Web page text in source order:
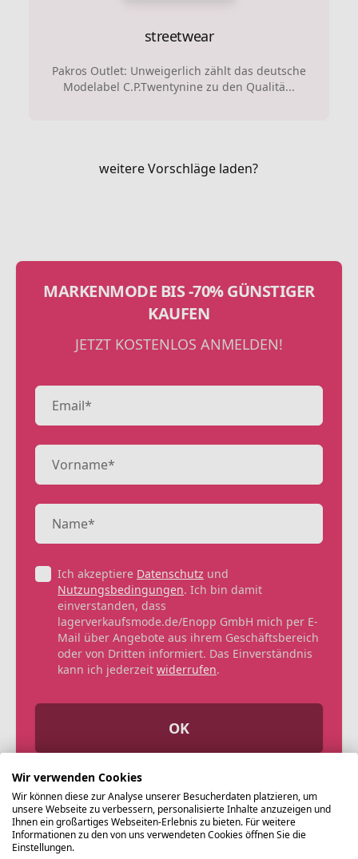
streetwear
Pakros Outlet: Unweigerlich zählt das deutsche
Modelabel C.P.Twentynine zu den Qualitä...
weitere Vorschläge laden?
MARKENMODE BIS -70% GÜNSTIGER
KAUFEN
JETZT KOSTENLOS ANMELDEN!
Ich akzeptiere Datenschutz und
Nutzungsbedingungen. Ich bin damit
einverstanden, dass
lagerverkaufsmode.de/Enopp GmbH mich per E-
Mail über Angebote aus ihrem Geschäftsbereich
oder von Dritten informiert. Das Einverständnis
kann ich jederzeit widerrufen.
OK
Wir verwenden Cookies
Wir können diese zur Analyse unserer Besucherdaten platzieren, um
unsere Webseite zu verbessern, personalisierte Inhalte anzuzeigen und
Ihnen ein großartiges Webseiten-Erlebnis zu bieten. Für weitere
Informationen zu den von uns verwendeten Cookies öffnen Sie die
Einstellungen.